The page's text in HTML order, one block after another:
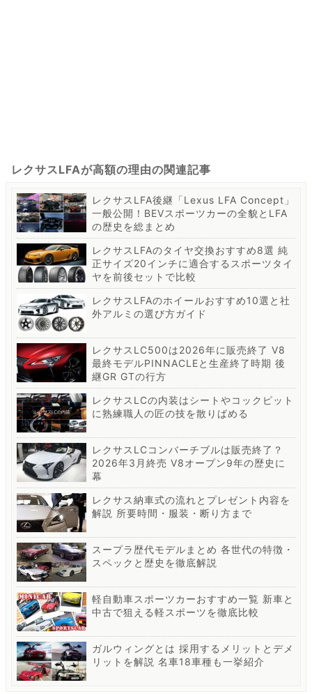
レクサスLFAが高額の理由の関連記事
レクサスLFA後継「Lexus LFA Concept」
一般公開！BEVスポーツカーの全貌とLFA
の歴史を総まとめ
レクサスLFAのタイヤ交換おすすめ8選 純
正サイズ20インチに適合するスポーツタイ
ヤを前後セットで比較
レクサスLFAのホイールおすすめ10選と社
外アルミの選び方ガイド
レクサスLC500は2026年に販売終了 V8
最終モデルPINNACLEと生産終了時期 後
継GR GTの行方
レクサスLCの内装はシートやコックピット
に熟練職人の匠の技を散りばめる
レクサスLCコンバーチブルは販売終了？
2026年3月終売 V8オープン9年の歴史に
幕
レクサス納車式の流れとプレゼント内容を
解説 所要時間・服装・断り方まで
スープラ歴代モデルまとめ 各世代の特徴・
スペックと歴史を徹底解説
軽自動車スポーツカーおすすめ一覧 新車と
中古で狙える軽スポーツを徹底比較
ガルウィングとは 採用するメリットとデメ
リットを解説 名車18車種も一挙紹介